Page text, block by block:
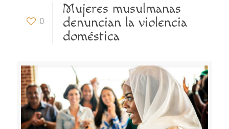
0
Mujeres musulmanas
denuncian la violencia
doméstica